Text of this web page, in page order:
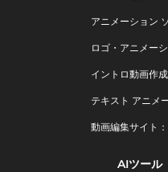
アニメーション
ロゴ・アニメー
イントロ動画作
テキスト アニメ
動画編集サイト：
AIツール